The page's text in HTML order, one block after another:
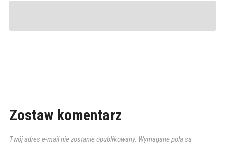
Zostaw komentarz
Twój adres e-mail nie zostanie opublikowany. Wymagane pola są